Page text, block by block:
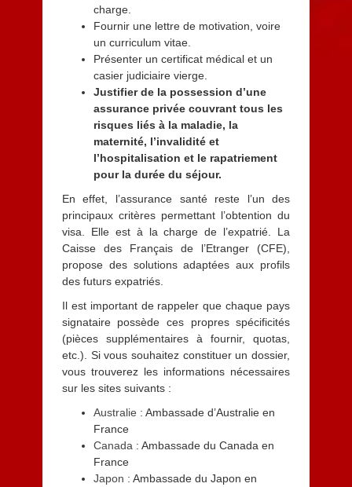
charge.
Fournir une lettre de motivation, voire
un curriculum vitae.
Présenter un certificat médical et un
casier judiciaire vierge.
Justifier de la possession d’une
assurance privée couvrant tous les
risques liés à la maladie, la
maternité, l’invalidité et
l’hospitalisation et le rapatriement
pour la durée du séjour.
En effet, l’assurance santé reste l’un des
principaux critères permettant l’obtention du
visa. Elle est à la charge de l’expatrié. La
Caisse des Français de l’Etranger (CFE),
propose des solutions adaptées aux profils
des futurs expatriés.
Il est important de rappeler que chaque pays
signataire possède ces propres spécificités
(pièces supplémentaires à fournir, quotas,
etc.). Si vous souhaitez constituer un dossier,
vous trouverez les informations nécessaires
sur les sites suivants :
Australie : Ambassade d’Australie en
France
Canada : Ambassade du Canada en
France
Japon : Ambassade du Japon en